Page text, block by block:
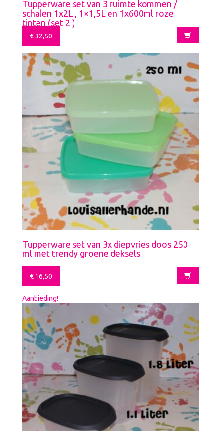
Tupperware set van 3 ruimte kommen /
schalen 1x2L , 1×1,5L en 1x600ml roze
tinten (set 2 )
€32,50
Tupperware set van 3x diepvries doos 250
ml met trendy groene deksels
€ 16,50
Aanbieding!